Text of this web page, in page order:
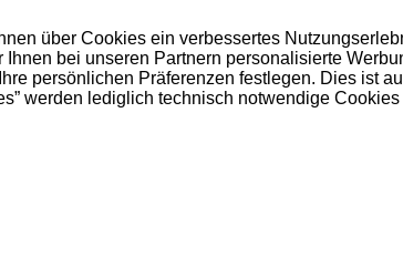
über Cookies ein verbessertes
bei unseren Partnern personalisierte
persönlichen Präferenzen festlegen. Dies ist
werden lediglich technisch notwendige